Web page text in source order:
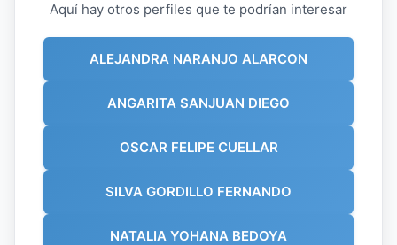
Aquí hay otros perfiles que te podrían interesar
ALEJANDRA NARANJO ALARCON
ANGARITA SANJUAN DIEGO
OSCAR FELIPE CUELLAR
SILVA GORDILLO FERNANDO
NATALIA YOHANA BEDOYA